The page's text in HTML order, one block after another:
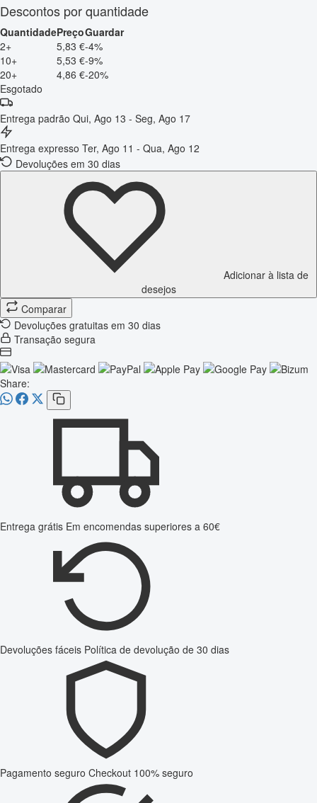
Descontos por quantidade
QuantidadePreçoGuardar
2+
5,83 €-4%
10+
5,53 €-9%
20+
4,86 €-20%
Esgotado
Entrega padrão Qui, Ago 13 - Seg, Ago 17
Entrega expresso Ter, Ago 11 - Qua, Ago 12
Devoluções em 30 dias
Adicionar à lista de
desejos
Comparar
Devoluções gratuitas em 30 dias
Transação segura
Share:
Entrega grátis Em encomendas superiores a 60€
Devoluções fáceis Política de devolução de 30 dias
Pagamento seguro Checkout 100% seguro